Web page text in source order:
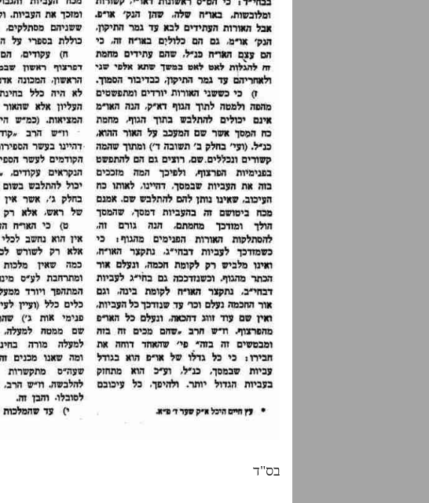
בס"ד